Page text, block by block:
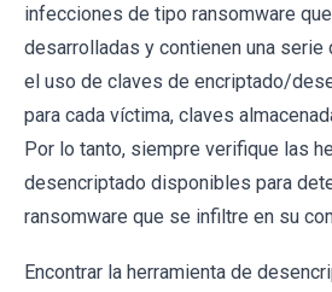
infecciones de tipo ransomware
desarrolladas y contienen una
el uso de claves de encriptado/
para cada víctima, claves
Por lo tanto, siempre verifique las
desencriptado disponibles para
ransomware que se infiltre en su
Encontrar la herramienta de